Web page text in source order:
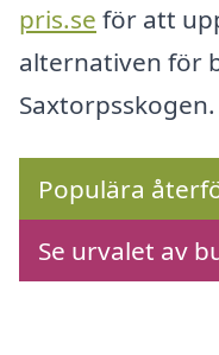
pris.se för att
alternativen för
Saxtorpsskogen.
Populära
Se urvalet av